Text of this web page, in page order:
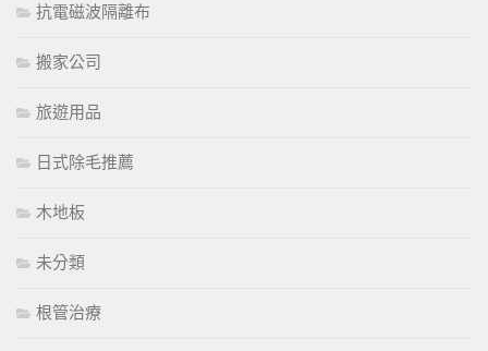
抗電磁波隔離布
搬家公司
旅遊用品
日式除毛推薦
木地板
未分類
根管治療